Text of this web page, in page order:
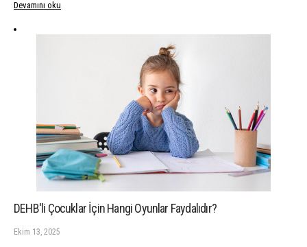
Devamını oku
DEHB'li Çocuklar İçin Hangi Oyunlar Faydalıdır?
Ekim 13, 2025